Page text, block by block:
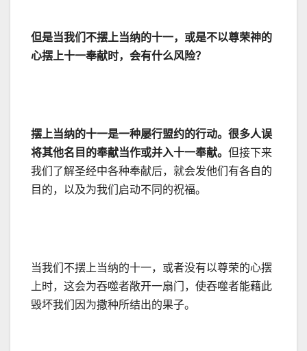
但是当我们不摆上当纳的十一，或是不以尊荣神的
心摆上十一奉献时，会有什么风险？
摆上当纳的十一是一种屡行盟约的行动。很多人误
将其他名目的奉献当作或并入十一奉献。 但接下来
我们了解圣经中各种奉献后，就会发他们有各自的
目的，以及为我们启动不同的祝福。
当我们不摆上当纳的十一，或者没有以尊荣的心摆
上时，这会为吞噬者敞开一扇门，使吞噬者能藉此
毁坏我们因为撒种所结出的果子。